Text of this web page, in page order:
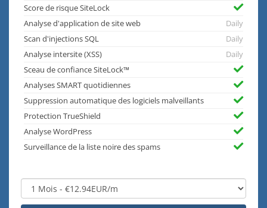
Score de risque SiteLock
Analyse d'application de site web
Daily
Scan d'injections SQL
Daily
Analyse intersite (XSS)
Daily
Sceau de confiance SiteLock™
Analyses SMART quotidiennes
Suppression automatique des logiciels malveillants
Protection TrueShield
Analyse WordPress
Surveillance de la liste noire des spams